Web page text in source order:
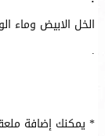
الخل الابيض وماء
.
* يمكنك إضافة